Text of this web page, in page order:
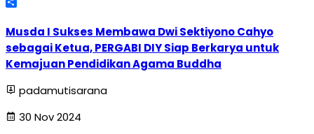
Musda I Sukses Membawa Dwi Sektiyono Cahyo
sebagai Ketua, PERGABI DIY Siap Berkarya untuk
Kemajuan Pendidikan Agama Buddha
padamutisarana
30 Nov 2024